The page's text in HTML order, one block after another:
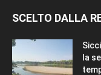
SCELTO DALLA
la